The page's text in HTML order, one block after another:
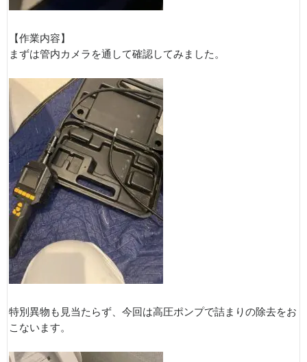
【作業内容】
まずは管内カメラを通して確認してみました。
特別異物も見当たらず、今回は高圧ポンプで詰まりの除去をお
こないます。